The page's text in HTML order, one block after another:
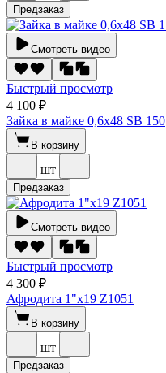
Предзаказ
Смотреть видео
Быстрый просмотр
4 100 ₽
Зайка в майке 0,6х48 SВ 150
В корзину
шт
Предзаказ
Смотреть видео
Быстрый просмотр
4 300 ₽
Афродита 1"х19 Z1051
В корзину
шт
Предзаказ